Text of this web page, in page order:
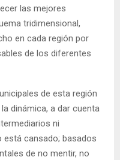
las mejores
tridimensional,
en cada región por
de los diferentes
de esta región
dinámica, a dar cuenta
ni
está cansado; basados
de no mentir, no